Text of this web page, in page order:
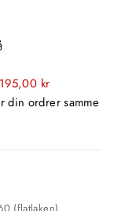
kr
din ordrer samme